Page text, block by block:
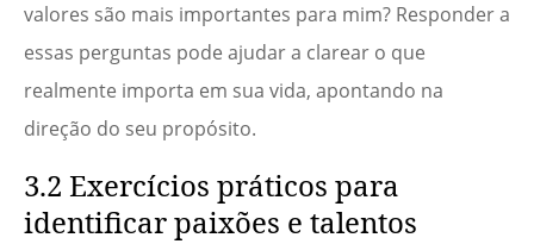
valores são mais importantes para mim? Responder a
essas perguntas pode ajudar a clarear o que
realmente importa em sua vida, apontando na
direção do seu propósito.
3.2 Exercícios práticos para
identificar paixões e talentos